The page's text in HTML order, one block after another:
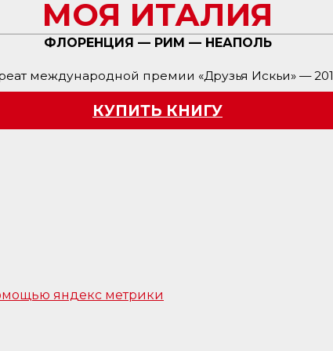
МОЯ ИТАЛИЯ
ФЛОРЕНЦИЯ — РИМ — НЕАПОЛЬ
международной премии «Друзья Искьи» —
КУПИТЬ КНИГУ
яндекс метрики